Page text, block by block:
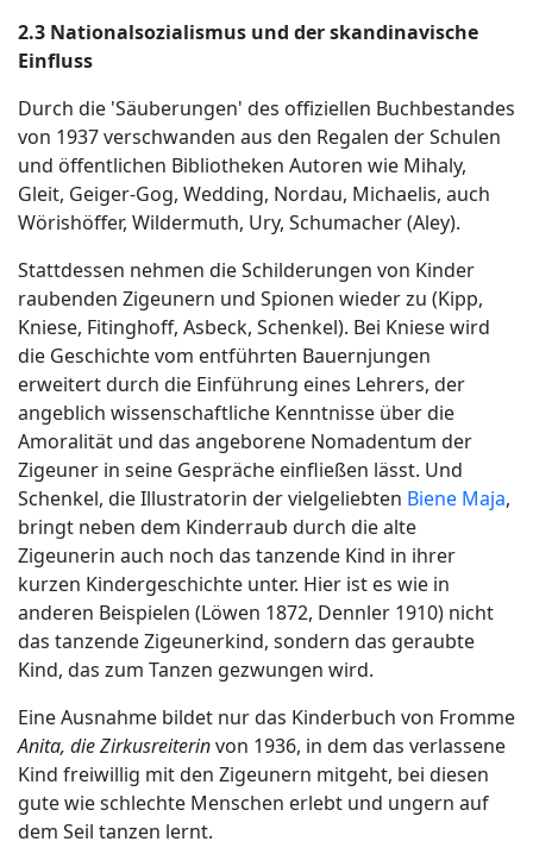
2.3 Nationalsozialismus und der skandinavische
Einfluss
Durch die 'Säuberungen' des offiziellen Buchbestandes
von 1937 verschwanden aus den Regalen der Schulen
und öffentlichen Bibliotheken Autoren wie Mihaly,
Gleit, Geiger-Gog, Wedding, Nordau, Michaelis, auch
Wörishöffer, Wildermuth, Ury, Schumacher (Aley).
Stattdessen nehmen die Schilderungen von Kinder
raubenden Zigeunern und Spionen wieder zu (Kipp,
Kniese, Fitinghoff, Asbeck, Schenkel). Bei Kniese wird
die Geschichte vom entführten Bauernjungen
erweitert durch die Einführung eines Lehrers, der
angeblich wissenschaftliche Kenntnisse über die
Amoralität und das angeborene Nomadentum der
Zigeuner in seine Gespräche einfließen lässt. Und
Schenkel, die Illustratorin der vielgeliebten Biene Maja,
bringt neben dem Kinderraub durch die alte
Zigeunerin auch noch das tanzende Kind in ihrer
kurzen Kindergeschichte unter. Hier ist es wie in
anderen Beispielen (Löwen 1872, Dennler 1910) nicht
das tanzende Zigeunerkind, sondern das geraubte
Kind, das zum Tanzen gezwungen wird.
Eine Ausnahme bildet nur das Kinderbuch von Fromme
Anita, dieZirkusreiterinvon 1936, in dem das verlassene
Kind freiwillig mit den Zigeunern mitgeht, bei diesen
gute wie schlechte Menschen erlebt und ungern auf
dem Seil tanzen lernt.